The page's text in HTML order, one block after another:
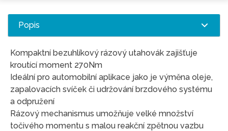
Popis
Kompaktní bezuhlíkový rázový utahovák zajišťuje
kroutící moment 270Nm
Ideální pro automobilní aplikace jako je výměna oleje,
zapalovacích svíček či udržování brzdového systému
a odpružení
Rázový mechanismus umožňuje velké množství
točivého momentu s malou reakční zpětnou vazbu